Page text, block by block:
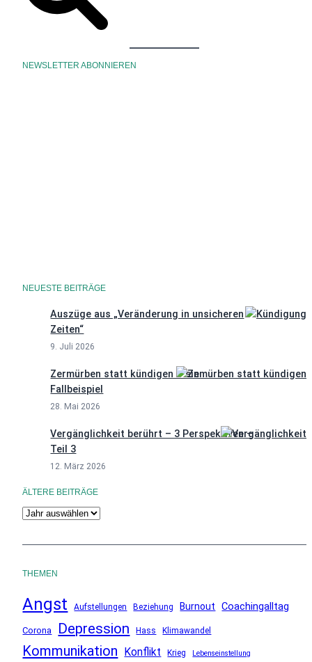
NEWSLETTER ABONNIEREN
NEUESTE BEITRÄGE
Auszüge aus „Veränderung in unsicheren
Zeiten“
9. Juli 2026
Zermürben statt kündigen – ein
Fallbeispiel
28. Mai 2026
Vergänglichkeit berührt – 3 Perspektiven –
Teil 3
12. März 2026
ÄLTERE BEITRÄGE
A
c
v
THEMEN
Angst Aufstellungen Beziehung Burnout Coachingalltag
Corona Depression Hass Klimawandel
Kommunikation Konflikt Krieg Lebenseinstellung